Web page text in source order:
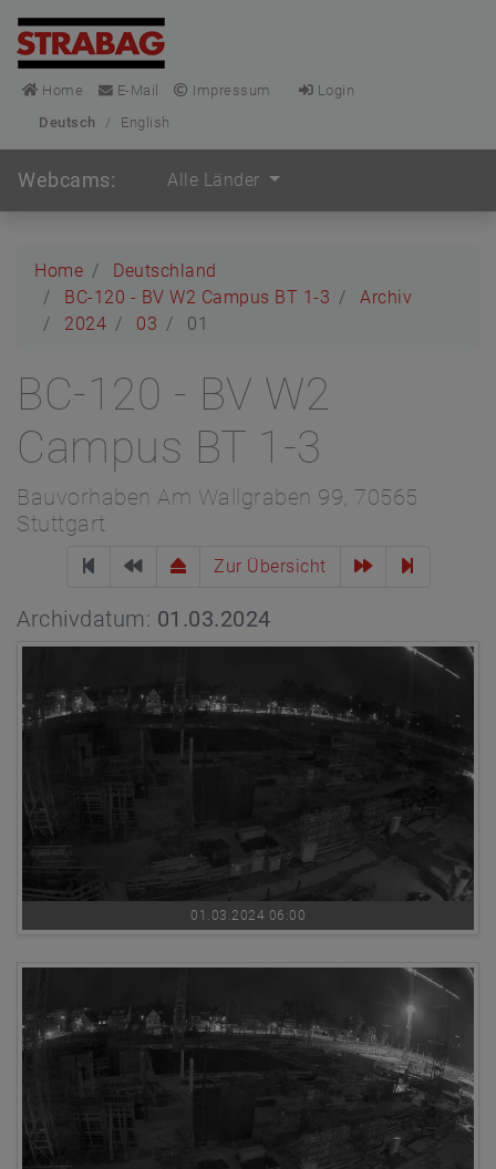
Home E-Mail Impressum
Login
Deutsch
/ English
Webcams: Alle Länder
Home
Deutschland
BC-120 - BV W2 Campus BT 1-3
Archiv
2024
03 01
BC-120 - BV W2
Campus BT 1-3
Bauvorhaben Am Wallgraben 99, 70565
Stuttgart
Zur Übersicht
Archivdatum: 01.03.2024
01.03.2024 06:00